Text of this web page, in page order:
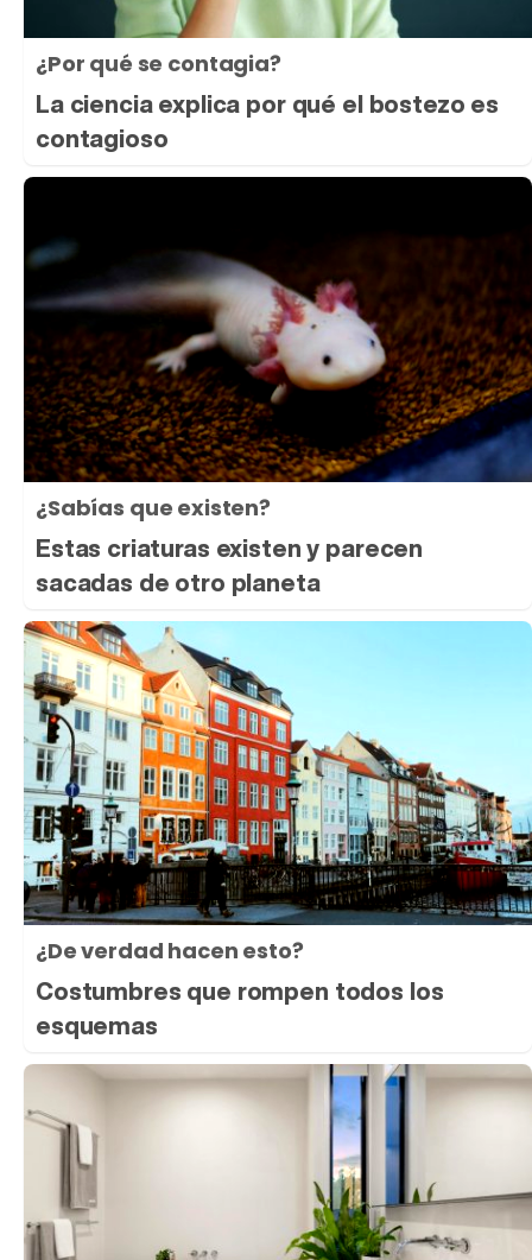
¿Por qué se contagia?
La ciencia explica por qué el bostezo es
contagioso
¿Sabías que existen?
Estas criaturas existen y parecen
sacadas de otro planeta
¿De verdad hacen esto?
Costumbres que rompen todos los
esquemas